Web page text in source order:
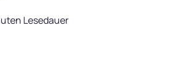
Lesedauer